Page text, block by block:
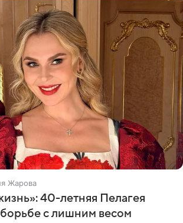
Жарова
40-летняя Пелагея
борьбе с лишним весом